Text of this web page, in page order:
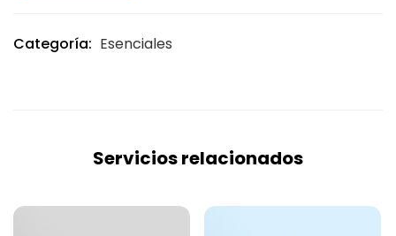
Categoría: Esenciales
Servicios relacionados